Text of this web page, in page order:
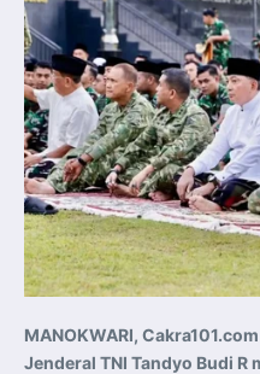
MANOKWARI, Cakra101.com
Jenderal TNI Tandyo Budi